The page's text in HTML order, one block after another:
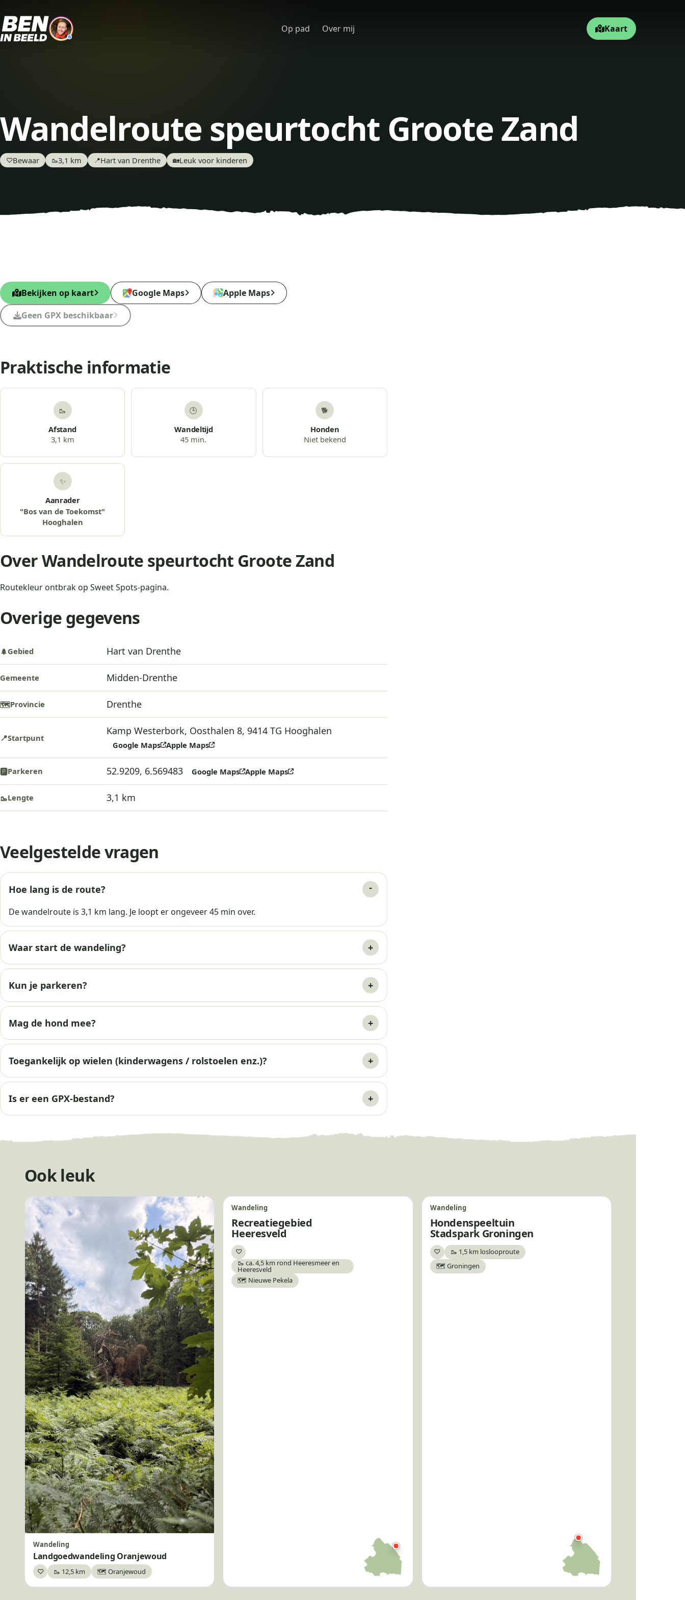
Op pad Over mij Kaart
Wandelroute speurtocht Groote Zand
♡Bewaar 🥾3,1 km 📍Hart van Drenthe 🏡Leuk voor kinderen
Bekijken op kaart Google Maps
Apple Maps
Geen GPX beschikbaar
Veelgestelde vragen
Hoe lang is de route?
De wandelroute is 3,1 km lang. Je loopt er ongeveer 45 min over.
Waar start de wandeling?
Kun je parkeren?
Mag de hond mee?
Toegankelijk op wielen (kinderwagens / rolstoelen enz.)?
Is er een GPX-bestand?
Praktische informatie
🥾
Afstand
3,1 km
🕒
Wandeltijd
45 min.
🐕
Honden
Niet bekend
✨
Aanrader
"Bos van de Toekomst"
Hooghalen
Over Wandelroute speurtocht Groote Zand
Routekleur ontbrak op Sweet Spots-pagina.
Overige gegevens
🌲Gebied Hart van Drenthe
Gemeente Midden-Drenthe
🗺️Provincie Drenthe
📍Startpunt
Kamp Westerbork, Oosthalen 8, 9414 TG Hooghalen
Google Maps Apple Maps
🅿️Parkeren 52.9209, 6.569483 Google Maps Apple Maps
🥾Lengte 3,1 km
Ook leuk
Wandeling
Landgoedwandeling Oranjewoud
♡
Bewaar🥾 12,5 km 🗺️ Oranjewoud
Wandeling
Recreatiegebied
Heeresveld
♡
Bewaar
🥾 ca. 4,5 km rond Heeresmeer en
Heeresveld
🗺️ Nieuwe Pekela
Wandeling
Hondenspeeltuin
Stadspark Groningen
♡Bewaar🥾 1,5 km loslooproute
🗺️ Groningen